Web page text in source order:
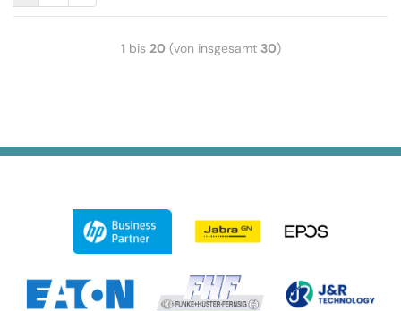
1 bis 20 (von insgesamt 30)